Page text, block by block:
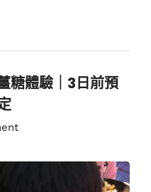
糖體驗｜3日前預